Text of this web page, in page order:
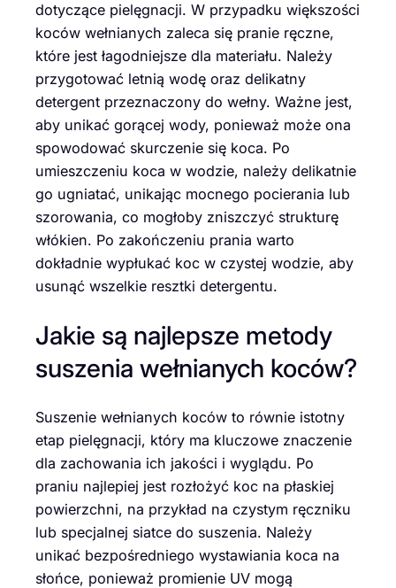
dotyczące pielęgnacji. W przypadku większości
koców wełnianych zaleca się pranie ręczne,
które jest łagodniejsze dla materiału. Należy
przygotować letnią wodę oraz delikatny
detergent przeznaczony do wełny. Ważne jest,
aby unikać gorącej wody, ponieważ może ona
spowodować skurczenie się koca. Po
umieszczeniu koca w wodzie, należy delikatnie
go ugniatać, unikając mocnego pocierania lub
szorowania, co mogłoby zniszczyć strukturę
włókien. Po zakończeniu prania warto
dokładnie wypłukać koc w czystej wodzie, aby
usunąć wszelkie resztki detergentu.
Jakie są najlepsze metody
suszenia wełnianych koców?
Suszenie wełnianych koców to równie istotny
etap pielęgnacji, który ma kluczowe znaczenie
dla zachowania ich jakości i wyglądu. Po
praniu najlepiej jest rozłożyć koc na płaskiej
powierzchni, na przykład na czystym ręczniku
lub specjalnej siatce do suszenia. Należy
unikać bezpośredniego wystawiania koca na
słońce, ponieważ promienie UV mogą